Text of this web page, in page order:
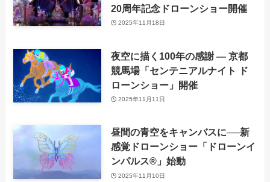
20周年記念ドローンショー開催
2025年11月18日
夜空に描く100年の感謝 ― 京都
競馬場「センテニアルナイト ド
ローンショー」開催
2025年11月11日
昼間の青空をキャンバスに──新
感覚ドローンショー「ドローンイ
ンパルス®」始動
2025年11月10日